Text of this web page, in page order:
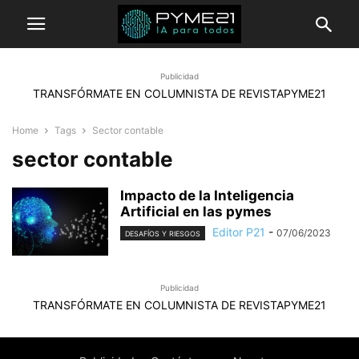
Publicidad
TRANSFÓRMATE EN COLUMNISTA DE REVISTAPYME21
Home Tags Sector contable
sector contable
Impacto de la Inteligencia
Artificial en las pymes
DESAFÍOS Y RIESGOS Editor P21 - 07/06/2023
Publicidad
TRANSFÓRMATE EN COLUMNISTA DE REVISTAPYME21